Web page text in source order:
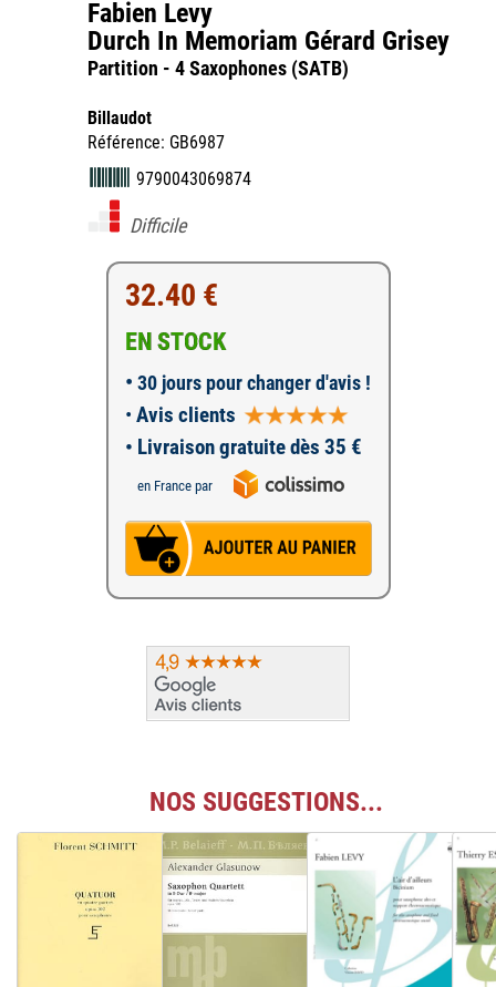
Fabien Levy
Durch In Memoriam Gérard Grisey
Partition - 4 Saxophones (SATB)
Billaudot
Référence: GB6987
9790043069874
Difficile
32.40 €
EN STOCK
• 30 jours pour changer d'avis !
• Avis clients
• Livraison gratuite dès 35 €
en France par
NOS SUGGESTIONS...